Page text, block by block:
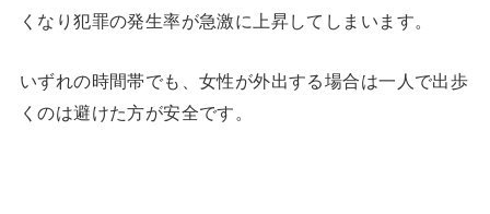
くなり犯罪の発生率が急激に上昇してしまいます。
いずれの時間帯でも、女性が外出する場合は一人で出歩
くのは避けた方が安全です。